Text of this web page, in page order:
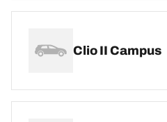
Clio II Campus